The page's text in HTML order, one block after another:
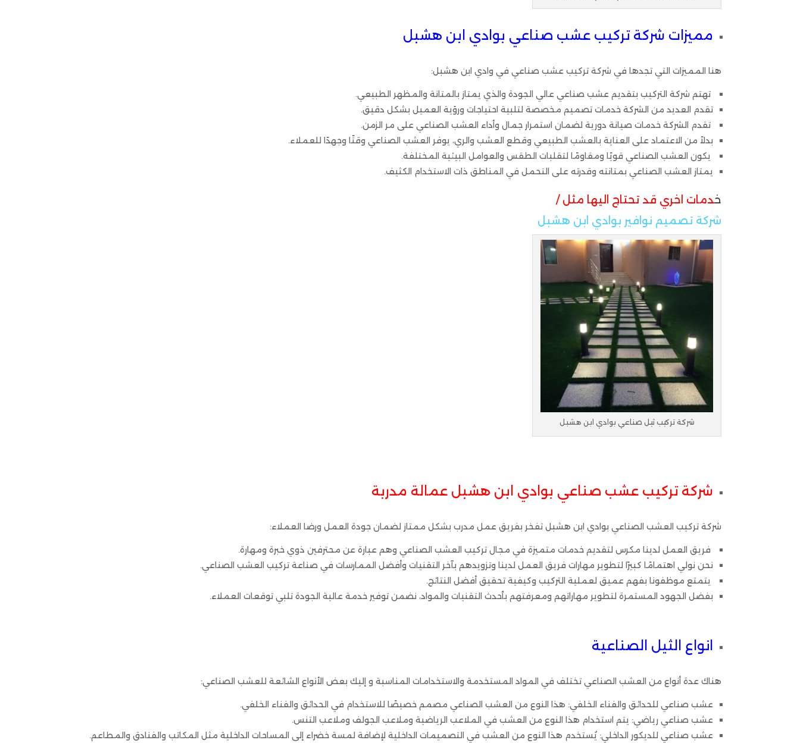
مميزات شركة تركيب عشب صناعي بوادي ابن هشبل
هنا المميزات التي تجدها في شركة تركيب عشب صناعي في وادي ابن هشبل:
تهتم شركة التركيب بتقديم عشب صناعي عالي الجودة والذي يمتاز بالمتانة والمظهر الطبيعي.
تقدم العديد من الشركة خدمات تصميم مخصصة لتلبية احتياجات ورؤية العميل بشكل دقيق.
تقدم الشركة خدمات صيانة دورية لضمان استمرار جمال وأداء العشب الصناعي على مر الزمن.
بدلاً من الاعتماد على العناية بالعشب الطبيعي وقطع العشب والري، يوفر العشب الصناعي وقتًا وجهدًا للعملاء.
يكون العشب الصناعي قويًا ومقاومًا لتقلبات الطقس والعوامل البيئية المختلفة.
يمتاز العشب الصناعي بمتانته وقدرته على التحمل في المناطق ذات الاستخدام الكثيف.
خدمات اخري قد تحتاج اليها مثل /
شركة تصميم نوافير بوادي ابن هشبل
شركة تركيب ثيل صناعي بوادي ابن هشبل
شركة تركيب عشب صناعي بوادي ابن هشبل عمالة مدربة
شركة تركيب العشب الصناعي بوادي ابن هشبل تفخر بفريق عمل مدرب بشكل ممتاز لضمان جودة العمل ورضا العملاء:
فريق العمل لدينا مكرس لتقديم خدمات متميزة في مجال تركيب العشب الصناعي وهم عبارة عن محترفين ذوي خبرة ومهارة.
نحن نولي اهتمامًا كبيرًا لتطوير مهارات فريق العمل لدينا وتزويدهم بآخر التقنيات وأفضل الممارسات في صناعة تركيب العشب الصناعي.
يتمتع موظفونا بفهم عميق لعملية التركيب وكيفية تحقيق أفضل النتائج.
بفضل الجهود المستمرة لتطوير مهاراتهم ومعرفتهم بأحدث التقنيات والمواد، نضمن توفير خدمة عالية الجودة تلبي توقعات العملاء.
انواع الثيل الصناعية
هناك عدة أنواع من العشب الصناعي تختلف في المواد المستخدمة والاستخدامات المناسبة و إليك بعض الأنواع الشائعة للعشب الصناعي:
عشب صناعي للحدائق والفناء الخلفي: هذا النوع من العشب الصناعي مصمم خصيصًا للاستخدام في الحدائق والفناء الخلفي.
عشب صناعي رياضي: يتم استخدام هذا النوع من العشب في الملاعب الرياضية وملاعب الجولف وملاعب التنس.
عشب صناعي للديكور الداخلي: يُستخدم هذا النوع من العشب في التصميمات الداخلية لإضافة لمسة خضراء إلى المساحات الداخلية مثل المكاتب والفنادق والمطاعم.